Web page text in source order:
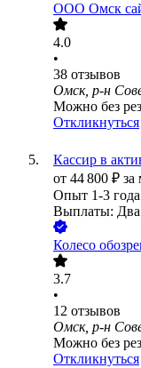
ООО Омск
4.0
•
38 отзывов
Омск, р-н
Можно без
Откликнуться
Кассир в
от 44 800 ₽ за
Опыт 1-3 года
Выплаты: Два
Колесо
3.7
•
12 отзывов
Омск, р-н
Можно без
Откликнуться